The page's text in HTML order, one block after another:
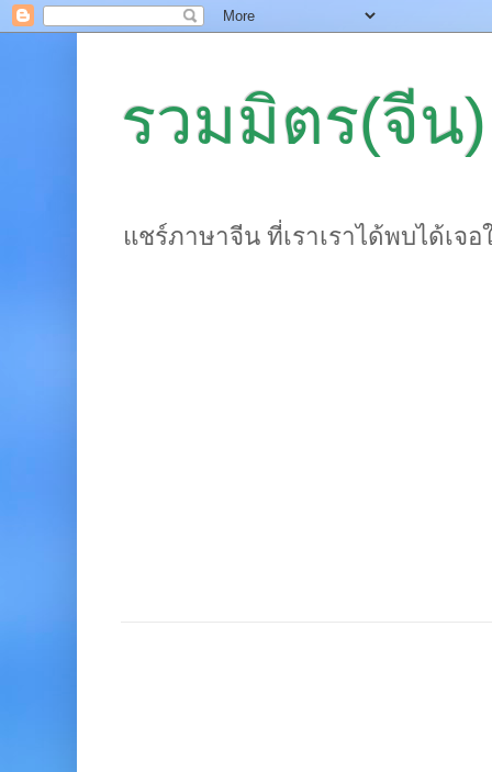
รวมมิตร(จีน)
แชร์ภาษาจีน ที่เราเราได้พบได้เจ